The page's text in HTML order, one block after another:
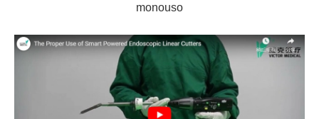
monouso